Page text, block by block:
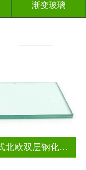
渐变玻璃
新中式北欧双层钢化夹胶